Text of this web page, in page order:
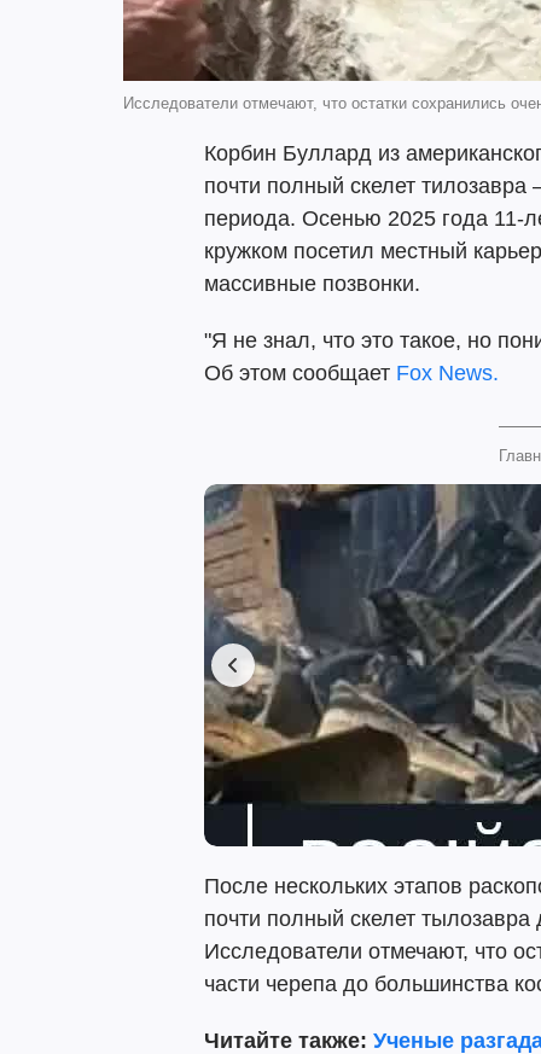
Исследователи отмечают, что остатки сохранились
Корбин Буллард из
почти полный скелет
периода. Осенью 2025 года 11-
кружком посетил местный
массивные позвонки.
"Я не знал, что это такое, но
Об этом сообщает Fox News.
После нескольких этапов
почти полный скелет
Исследователи отмечают, что
части черепа до большинства
Читайте также: Ученые